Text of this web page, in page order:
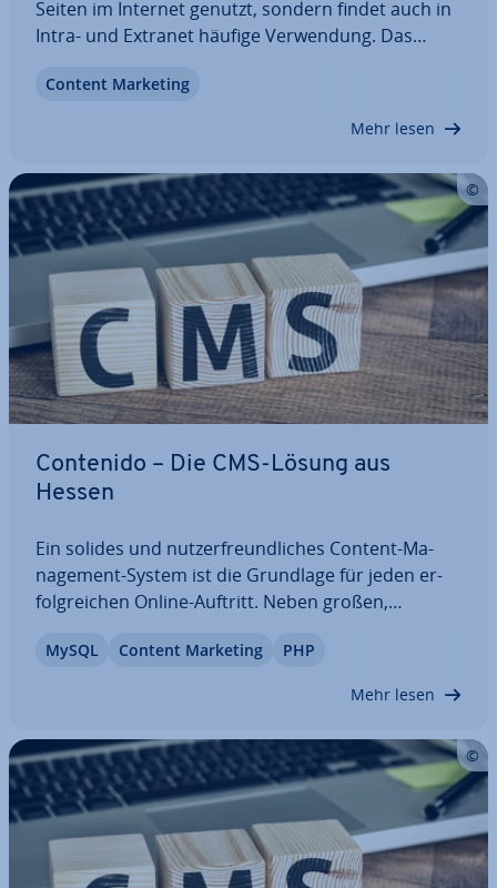
Seiten im Internet genutzt, sondern findet auch in
Intra- und Extranet häufige Ver­wen­dung. Das
bedienen und bietet gerade bei der Her­stel­lung
Content Marketing
Mehr lesen
Contenido – Die CMS-Lösung aus
Hessen
Ein solides und nut­zer­freund­li­ches Content-Ma­
nage­ment-System ist die Grundlage für jeden er­
folg­rei­chen Online-Auftritt. Neben großen,
TYPO3 gibt es auch kleinere Lösungen. Bei
MySQL Content Marketing PHP
Mehr lesen